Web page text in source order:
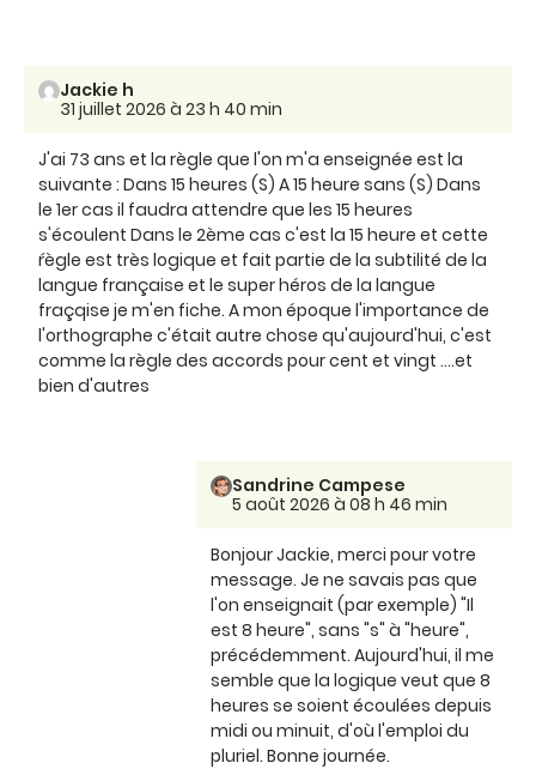
Jackie h
31 juillet 2026 à 23 h 40 min
J'ai 73 ans et la règle que l'on m'a enseignée est la
suivante : Dans 15 heures (S) A 15 heure sans (S) Dans
le 1er cas il faudra attendre que les 15 heures
s'écoulent Dans le 2ème cas c'est la 15 heure et cette
ŕègle est très logique et fait partie de la subtilité de la
langue française et le super héros de la langue
fraçqise je m'en fiche. A mon époque l'importance de
l'orthographe c'était autre chose qu'aujourd'hui, c'est
comme la règle des accords pour cent et vingt ....et
bien d'autres
Sandrine Campese
5 août 2026 à 08 h 46 min
Bonjour Jackie, merci pour votre
message. Je ne savais pas que
l'on enseignait (par exemple) "Il
est 8 heure", sans "s" à "heure",
précédemment. Aujourd'hui, il me
semble que la logique veut que 8
heures se soient écoulées depuis
midi ou minuit, d'où l'emploi du
pluriel. Bonne journée.